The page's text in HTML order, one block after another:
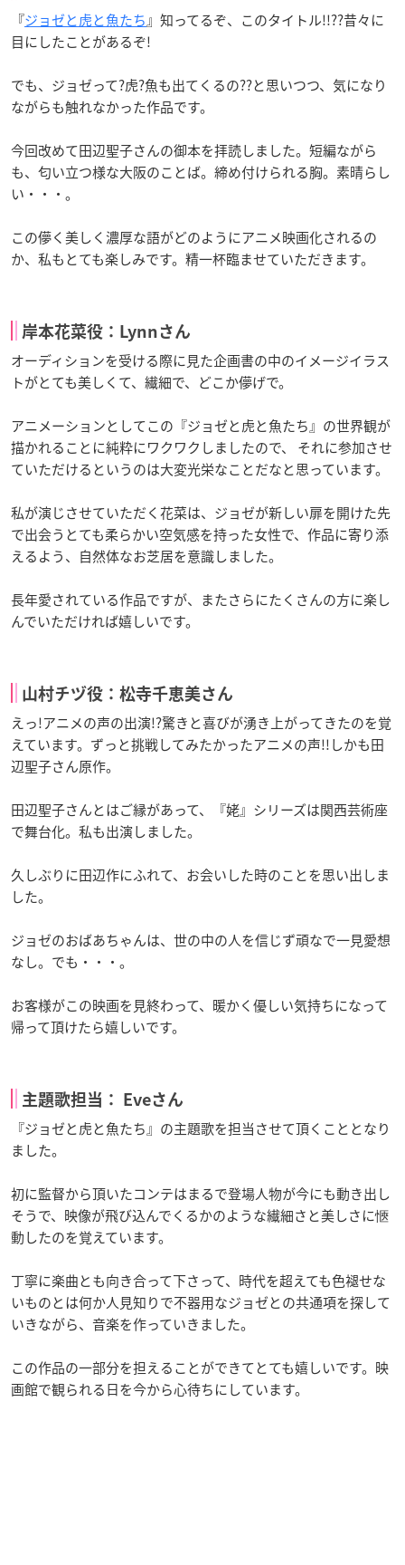
『ジョゼと虎と魚たち』知ってるぞ、このタイトル!!??昔々に
目にしたことがあるぞ!
でも、ジョゼって?虎?魚も出てくるの??と思いつつ、気になり
ながらも触れなかった作品です。
今回改めて田辺聖子さんの御本を拝読しました。短編ながら
も、匂い立つ様な大阪のことば。締め付けられる胸。素晴らし
い・・・。
この儚く美しく濃厚な語がどのようにアニメ映画化されるの
か、私もとても楽しみです。精一杯臨ませていただきます。
岸本花菜役：Lynnさん
オーディションを受ける際に見た企画書の中のイメージイラス
トがとても美しくて、繊細で、どこか儚げで。
アニメーションとしてこの『ジョゼと虎と魚たち』の世界観が
描かれることに純粋にワクワクしましたので、 それに参加させ
ていただけるというのは大変光栄なことだなと思っています。
私が演じさせていただく花菜は、ジョゼが新しい扉を開けた先
で出会うとても柔らかい空気感を持った女性で、作品に寄り添
えるよう、自然体なお芝居を意識しました。
長年愛されている作品ですが、またさらにたくさんの方に楽し
んでいただければ嬉しいです。
山村チヅ役：松寺千恵美さん
えっ!アニメの声の出演!?驚きと喜びが湧き上がってきたのを覚
えています。ずっと挑戦してみたかったアニメの声!!しかも田
辺聖子さん原作。
田辺聖子さんとはご縁があって、『姥』シリーズは関西芸術座
で舞台化。私も出演しました。
久しぶりに田辺作にふれて、お会いした時のことを思い出しま
した。
ジョゼのおばあちゃんは、世の中の人を信じず頑なで一見愛想
なし。でも・・・。
お客様がこの映画を見終わって、暖かく優しい気持ちになって
帰って頂けたら嬉しいです。
主題歌担当： Eveさん
『ジョゼと虎と魚たち』の主題歌を担当させて頂くこととなり
ました。
初に監督から頂いたコンテはまるで登場人物が今にも動き出し
そうで、映像が飛び込んでくるかのような繊細さと美しさに愜
動したのを覚えています。
丁寧に楽曲とも向き合って下さって、時代を超えても色褪せな
いものとは何か人見知りで不器用なジョゼとの共通項を探して
いきながら、音楽を作っていきました。
この作品の一部分を担えることができてとても嬉しいです。映
画館で観られる日を今から心待ちにしています。